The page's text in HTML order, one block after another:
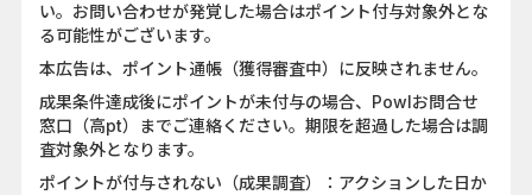
い。お問い合わせが発覚した場合はポイント付与対象外とな
る可能性がございます。
本広告は、ポイント通帳（獲得審査中）に反映されません。
成果条件達成後にポイントが未付与の場合、Powlお問合せ
窓口（高pt）までご連絡ください。期限を超過した場合は調
査対象外となります。
ポイントが付与されない（成果調査）：アクションした日か